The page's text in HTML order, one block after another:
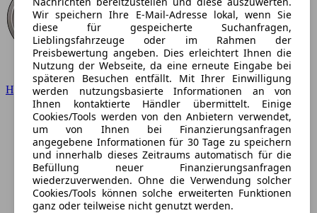
Hyundai
Wir speichern Ihre E-Mail-Adresse lokal, wenn Sie
diese für gespeicherte Suchanfragen,
Lieblingsfahrzeuge oder im Rahmen der
Preisbewertung angeben. Dies erleichtert Ihnen die
Nutzung der Webseite, da eine erneute Eingabe bei
späteren Besuchen entfällt. Mit Ihrer Einwilligung
werden nutzungsbasierte Informationen an von
Ihnen kontaktierte Händler übermittelt. Einige
Cookies/Tools werden von den Anbietern verwendet,
um von Ihnen bei Finanzierungsanfragen
angegebene Informationen für 30 Tage zu speichern
und innerhalb dieses Zeitraums automatisch für die
Befüllung neuer Finanzierungsanfragen
wiederzuverwenden. Ohne die Verwendung solcher
Cookies/Tools können solche erweiterten Funktionen
ganz oder teilweise nicht genutzt werden.